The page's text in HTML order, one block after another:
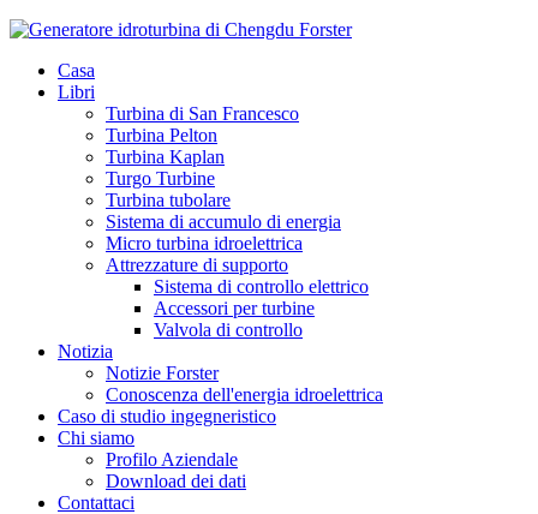
Casa
Libri
Turbina di San Francesco
Turbina Pelton
Turbina Kaplan
Turgo Turbine
Turbina tubolare
Sistema di accumulo di energia
Micro turbina idroelettrica
Attrezzature di supporto
Sistema di controllo elettrico
Accessori per turbine
Valvola di controllo
Notizia
Notizie Forster
Conoscenza dell'energia idroelettrica
Caso di studio ingegneristico
Chi siamo
Profilo Aziendale
Download dei dati
Contattaci